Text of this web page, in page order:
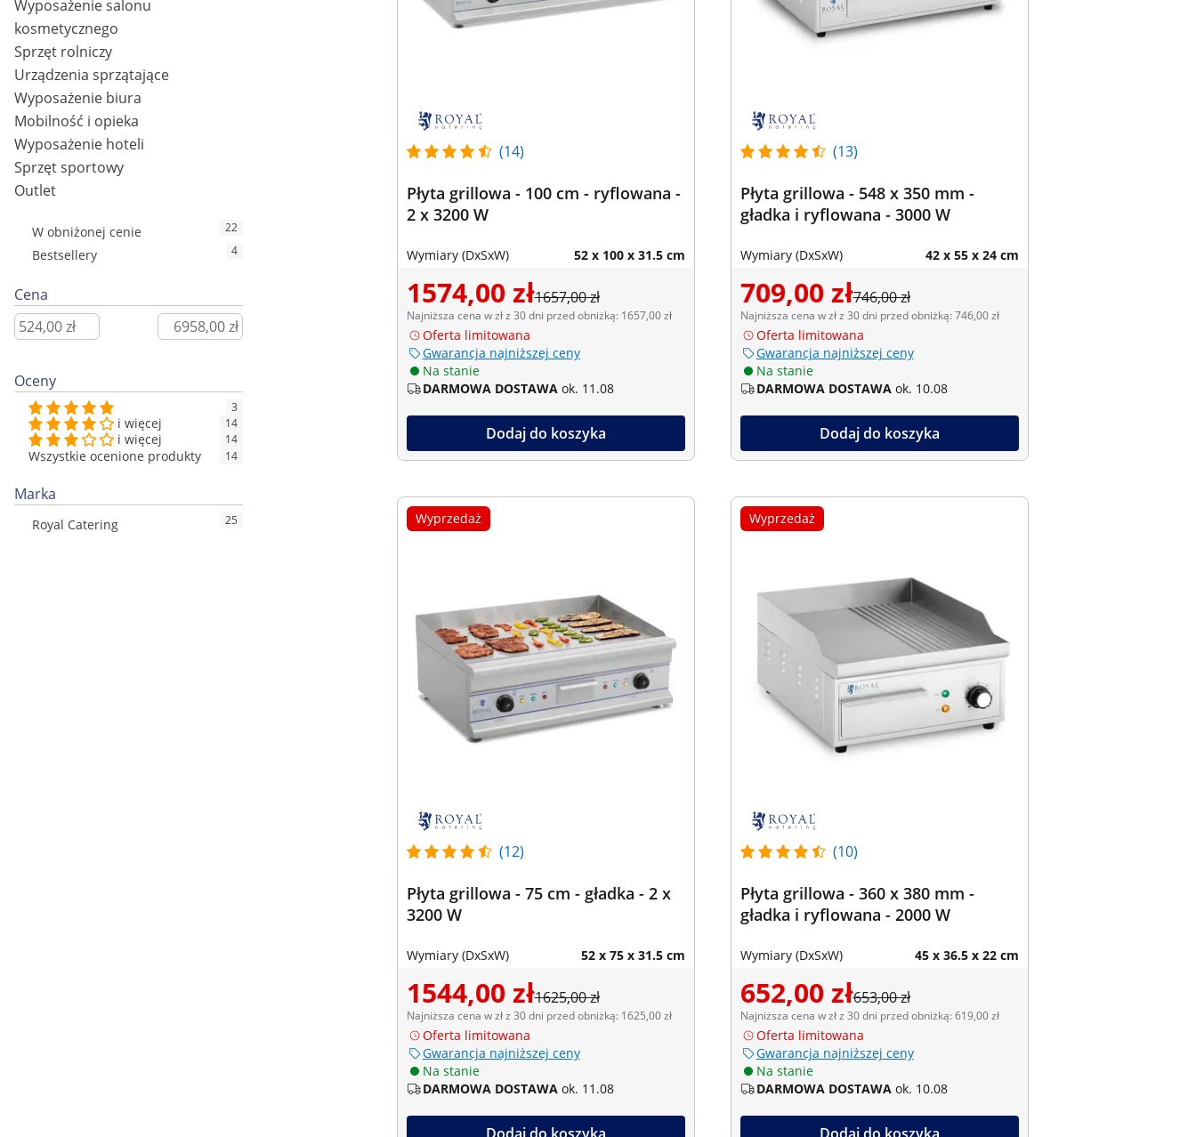
Wyposażenie salonu
kosmetycznego
Sprzęt rolniczy
Urządzenia sprzątające
Wyposażenie biura
Mobilność i opieka
Wyposażenie hoteli
Sprzęt sportowy
Outlet
W obniżonej cenie 22
Bestsellery 4
Cena
Oceny
3
i więcej 14
i więcej 14
Wszystkie ocenione produkty 14
Marka
Royal Catering 25
(14)
Płyta grillowa - 100 cm - ryflowana -
2 x 3200 W
Wymiary (DxSxW) 52 x 100 x 31.5 cm
1574,00 zł1657,00 zł
Najniższa cena w zł z 30 dni przed obniżką: 1657,00 zł
Oferta limitowana
Gwarancja najniższej ceny
Na stanie
DARMOWA DOSTAWA ok. 11.08
Dodaj do koszyka
(13)
Płyta grillowa - 548 x 350 mm -
gładka i ryflowana - 3000 W
Wymiary (DxSxW) 42 x 55 x 24 cm
709,00 zł746,00 zł
Najniższa cena w zł z 30 dni przed obniżką: 746,00 zł
Oferta limitowana
Gwarancja najniższej ceny
Na stanie
DARMOWA DOSTAWA ok. 10.08
Dodaj do koszyka
Wyprzedaż
(12)
Płyta grillowa - 75 cm - gładka - 2 x
3200 W
Wymiary (DxSxW) 52 x 75 x 31.5 cm
1544,00 zł1625,00 zł
Najniższa cena w zł z 30 dni przed obniżką: 1625,00 zł
Oferta limitowana
Gwarancja najniższej ceny
Na stanie
DARMOWA DOSTAWA ok. 11.08
Wyprzedaż
(10)
Płyta grillowa - 360 x 380 mm -
gładka i ryflowana - 2000 W
Wymiary (DxSxW) 45 x 36.5 x 22 cm
652,00 zł653,00 zł
Najniższa cena w zł z 30 dni przed obniżką: 619,00 zł
Oferta limitowana
Gwarancja najniższej ceny
Na stanie
DARMOWA DOSTAWA ok. 10.08